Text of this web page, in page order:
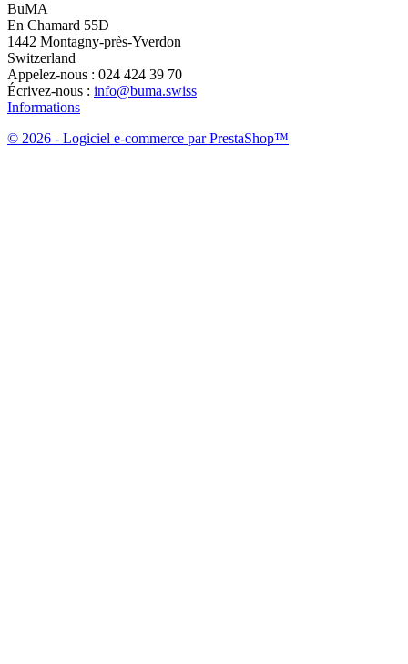
BuMA
En Chamard 55D
1442 Montagny-près-Yverdon
Switzerland
Appelez-nous : 024 424 39 70
Écrivez-nous : info@buma.swiss
Informations
© 2026 - Logiciel e-commerce par PrestaShop™